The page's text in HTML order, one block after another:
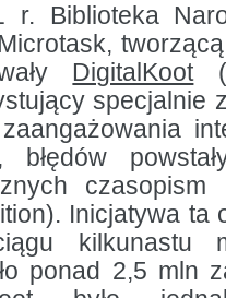
praca
jako
zabawa,
o
w
kultury
r. Biblioteka
DigitalKoot
specjalnie
błędów
Inicjatywa ta
kilkunastu
ponad 2,5 mln